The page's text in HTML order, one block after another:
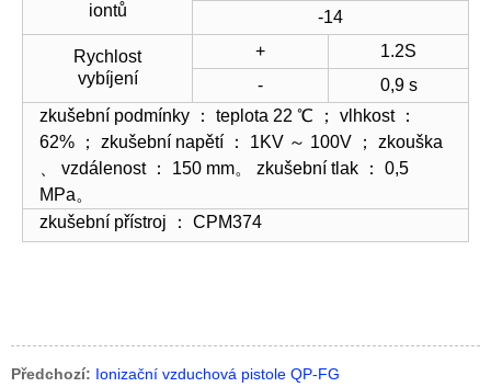
iontů
-14
Rychlost
vybíjení
+
1.2S
-
0,9 s
zkušební podmínky ： teplota 22 ℃ ； vlhkost ：
62% ； zkušební napětí ： 1KV ～ 100V ； zkouška
、 vzdálenost ： 150 mm。 zkušební tlak ： 0,5
MPa。
zkušební přístroj ： CPM374
Předchozí: Ionizační vzduchová pistole QP-FG